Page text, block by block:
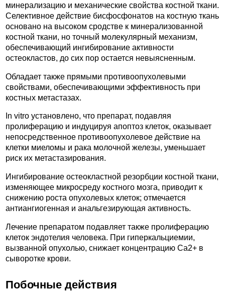
минерализацию и механические свойства костной ткани.
Селективное действие бисфосфонатов на костную ткань
основано на высоком сродстве к минерализованной
костной ткани, но точный молекулярный механизм,
обеспечивающий ингибирование активности
остеокластов, до сих пор остается невыясненным.
Обладает также прямыми противоопухолевыми
свойствами, обеспечивающими эффективность при
костных метастазах.
In vitro установлено, что препарат, подавляя
пролиферацию и индуцируя апоптоз клеток, оказывает
непосредственное противоопухолевое действие на
клетки миеломы и рака молочной железы, уменьшает
риск их метастазирования.
Ингибирование остеокластной резорбции костной ткани,
изменяющее микросреду костного мозга, приводит к
снижению роста опухолевых клеток; отмечается
антиангиогенная и анальгезирующая активность.
Лечение препаратом подавляет также пролиферацию
клеток эндотелия человека. При гиперкальциемии,
вызванной опухолью, снижает концентрацию Ca2+ в
сыворотке крови.
Побочные действия